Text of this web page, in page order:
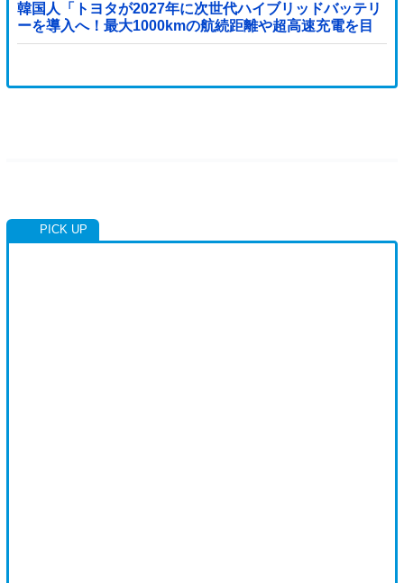
韓国人「トヨタが2027年に次世代ハイブリッドバッテリ
ーを導入へ！最大1000kmの航続距離や超高速充電を目
指す」